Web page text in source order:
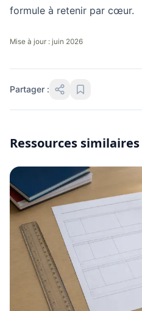
formule à retenir par cœur.
Mise à jour : juin 2026
Partager :
Ressources similaires